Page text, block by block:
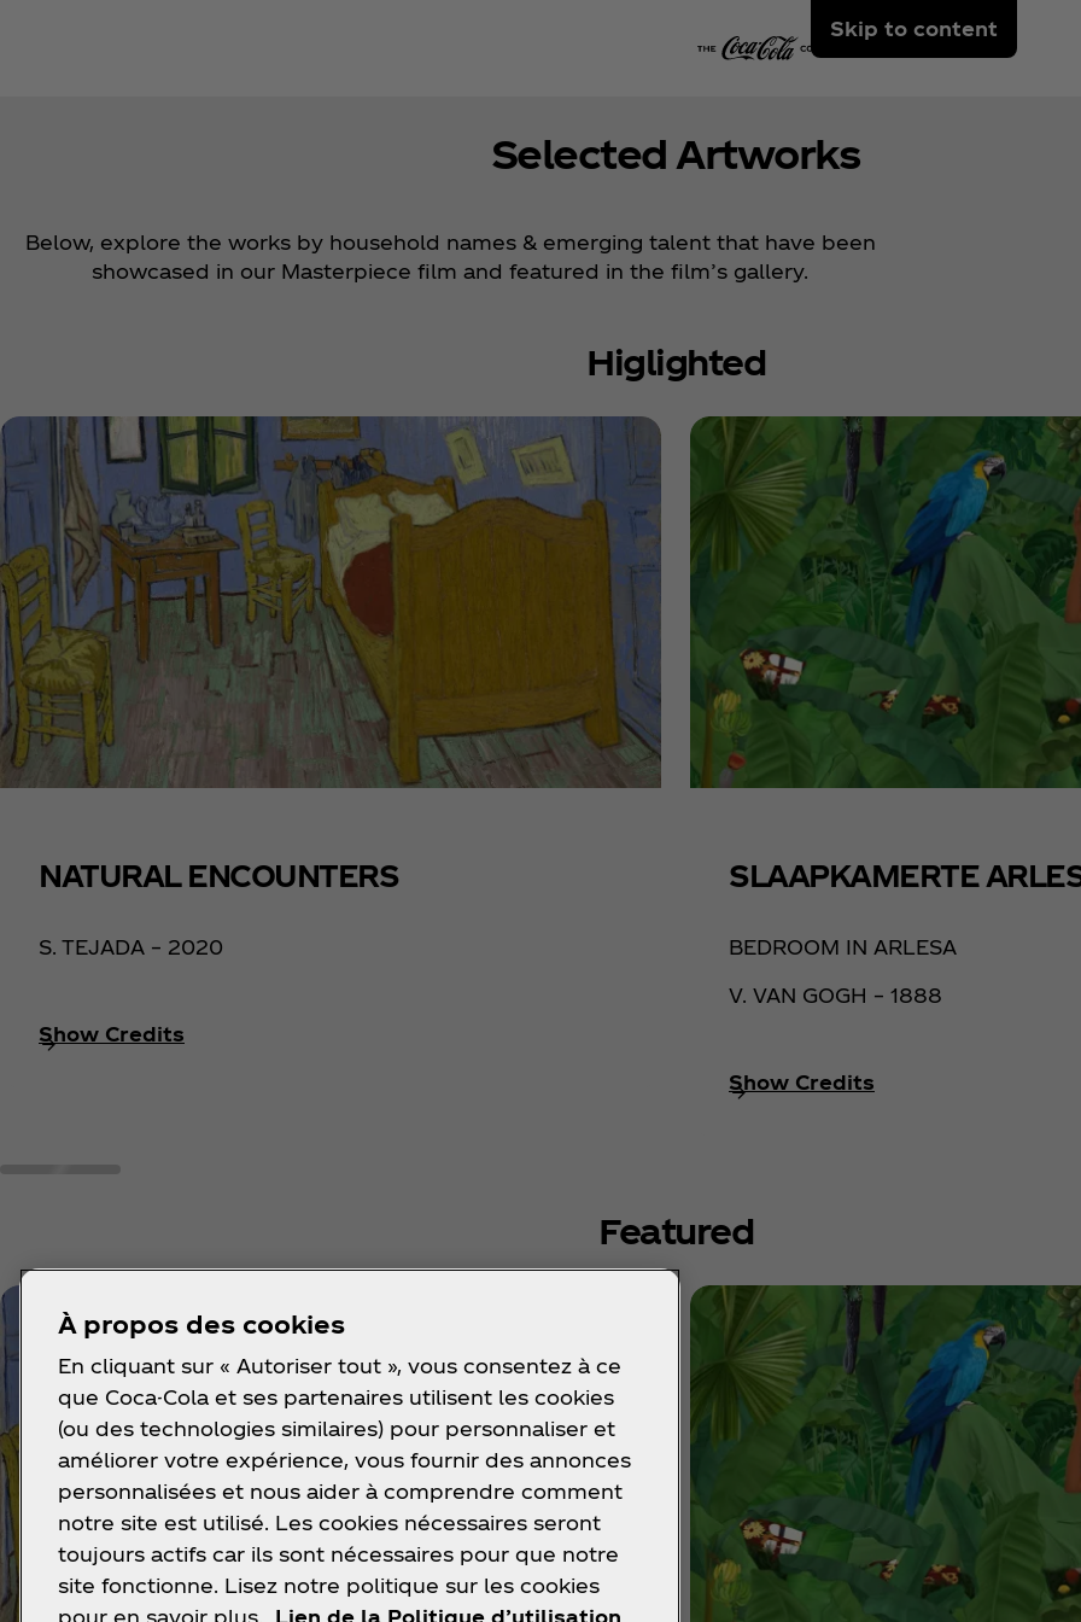
Skip to content
Selected Artworks
Below, explore the works by household names & emerging talent that have been
showcased in our Masterpiece film and featured in the film’s gallery.
Higlighted
NATURAL ENCOUNTERS
S. TEJADA – 2020
Show Credits
SLAAPKAMERTE
BEDROOM IN ARLESA
V. VAN GOGH – 1888
Show Credits
Featured
À propos des cookies
En cliquant sur « Autoriser tout », vous consentez à ce
que Coca-Cola et ses partenaires utilisent les cookies
(ou des technologies similaires) pour personnaliser et
améliorer votre expérience, vous fournir des annonces
personnalisées et nous aider à comprendre comment
notre site est utilisé. Les cookies nécessaires seront
toujours actifs car ils sont nécessaires pour que notre
site fonctionne. Lisez notre politique sur les cookies
pour en savoir plus.
Lien de la Politique d’utilisation